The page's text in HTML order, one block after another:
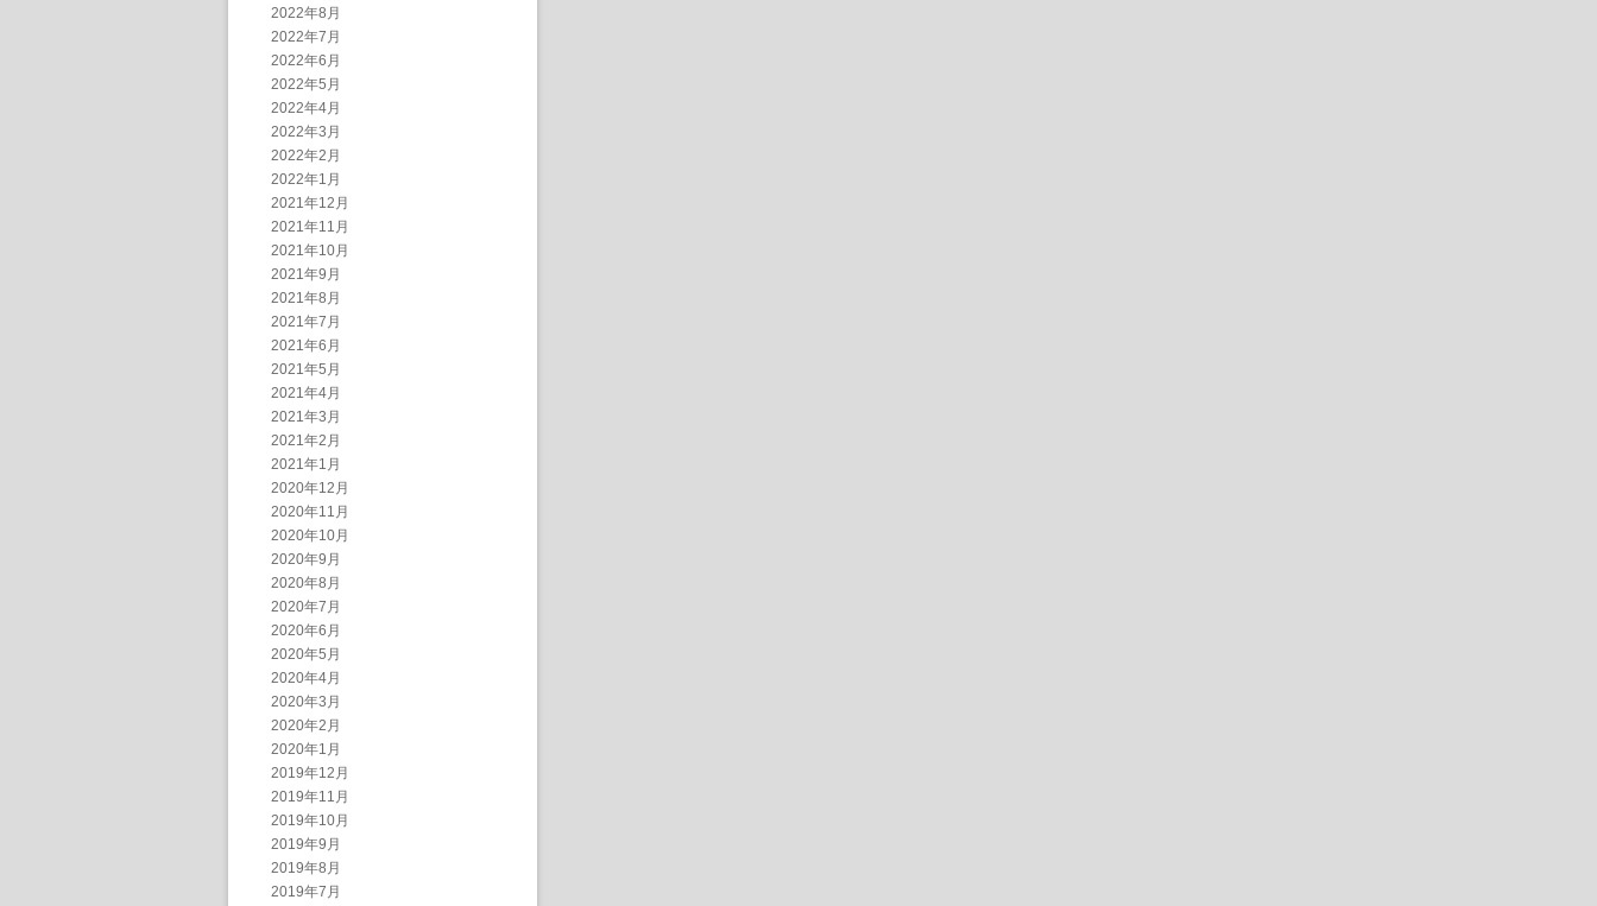
2022年8月
2022年7月
2022年6月
2022年5月
2022年4月
2022年3月
2022年2月
2022年1月
2021年12月
2021年11月
2021年10月
2021年9月
2021年8月
2021年7月
2021年6月
2021年5月
2021年4月
2021年3月
2021年2月
2021年1月
2020年12月
2020年11月
2020年10月
2020年9月
2020年8月
2020年7月
2020年6月
2020年5月
2020年4月
2020年3月
2020年2月
2020年1月
2019年12月
2019年11月
2019年10月
2019年9月
2019年8月
2019年7月